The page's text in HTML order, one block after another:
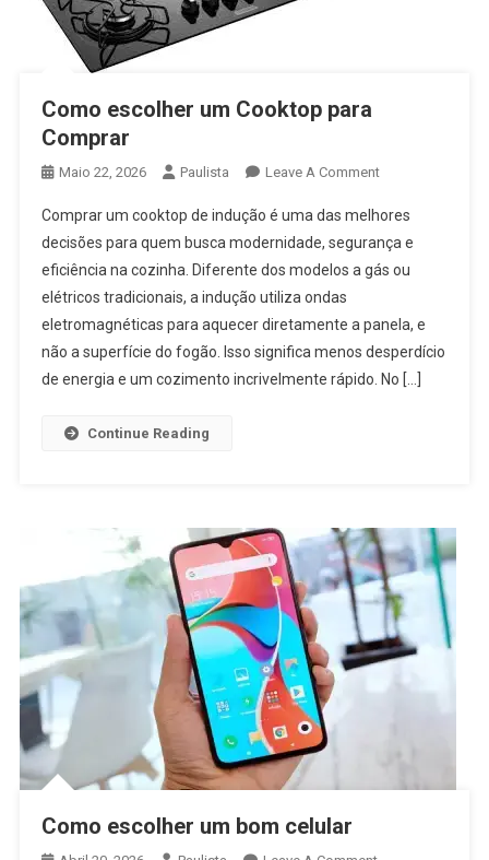
Como escolher um Cooktop para
Comprar
Maio 22, 2026 Paulista Leave A CommentOn
Escolher
Um
Cooktop
Comprar
Comprar um cooktop de indução é uma das melhores
decisões para quem busca modernidade, segurança e
eficiência na cozinha. Diferente dos modelos a gás ou
elétricos tradicionais, a indução utiliza ondas
eletromagnéticas para aquecer diretamente a panela, e
não a superfície do fogão. Isso significa menos desperdício
de energia e um cozimento incrivelmente rápido. No […]
Continue Reading
Como escolher um bom celular